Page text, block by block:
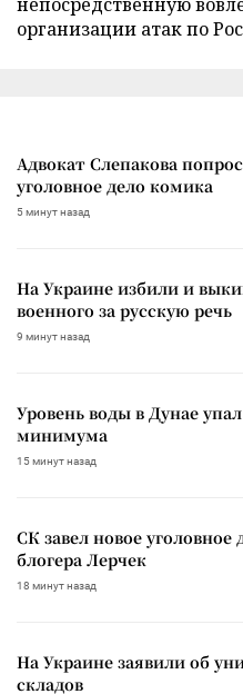
организации атак по
Адвокат Слепакова
уголовное дело комика
5 минут назад
На Украине избили и
военного за русскую речь
9 минут назад
Уровень воды в Дунае
минимума
15 минут назад
СК завел новое уголовное
блогера Лерчек
18 минут назад
На Украине заявили об
складов